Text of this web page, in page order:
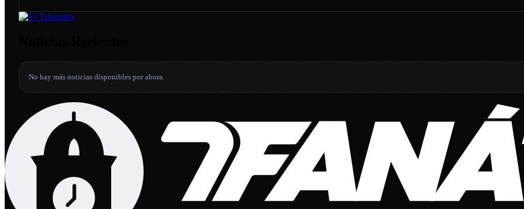
No hay más noticias disponibles por ahora.